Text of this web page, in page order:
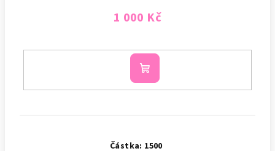
1 000 Kč
Do
košíku
Částka: 1500